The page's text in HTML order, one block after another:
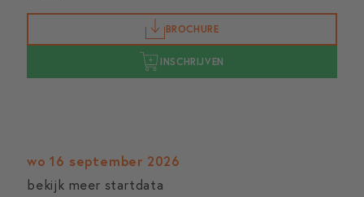
BROCHURE
INSCHRIJVEN
wo 16 september 2026
bekijk meer startdata